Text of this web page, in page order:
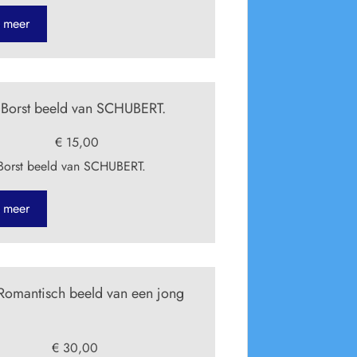
meer
beeld van SCHUBERT.
€ 15,00
beeld van SCHUBERT.
meer
beeld van een jong
€ 30,00